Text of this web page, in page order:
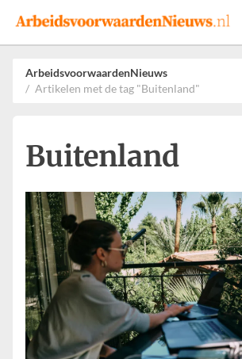
Events
Adverteren
Leveranciers
Werkgevers
ArbeidsvoorwaardenNieuws
Artikelen met de tag "Buitenland"
Buitenland